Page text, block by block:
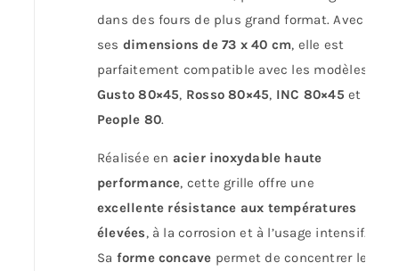
dans des fours de plus grand format. Avec
ses dimensions de 73 x 40 cm, elle est
parfaitement compatible avec les modèles
Gusto 80×45, Rosso 80×45, INC 80×45 et
People 80.
Réalisée en acier inoxydable haute
performance, cette grille offre une
excellente résistance aux températures
élevées, à la corrosion et à l’usage intensif.
Sa forme concave permet de concentrer les